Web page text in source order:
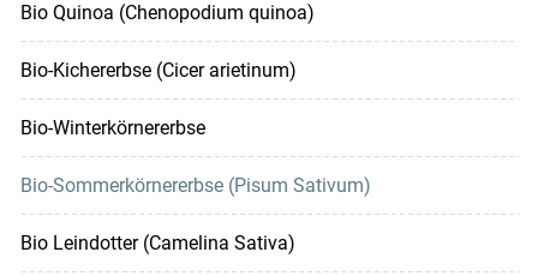
Bio Quinoa (Chenopodium quinoa)
Bio-Kichererbse (Cicer arietinum)
Bio-Winterkörnererbse
Bio-Sommerkörnererbse (Pisum Sativum)
Bio Leindotter (Camelina Sativa)